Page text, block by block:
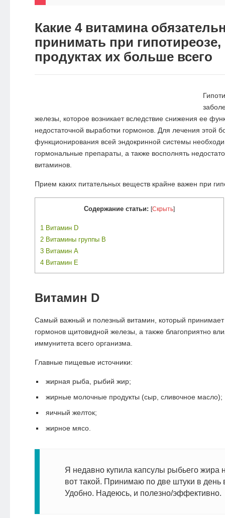
БЛОГ
Какие 4 витамина
принимать при гипотиреозе,
продуктах их больше всего
железы, которое возникает вследствие снижения ее
недостаточной выработки гормонов. Для лечения этой
функционирования всей эндокринной системы
гормональные препараты, а также восполнять
витаминов.
Прием каких питательных веществ крайне важен при
Содержание статьи: [Скрыть]
1 Витамин D
2Витамины группы В
3Витамин А
4Витамин Е
Витамин D
Самый важный и полезный витамин, который принимает
гормонов щитовидной железы, а также благоприятно
иммунитета всего организма.
Главные пищевые источники:
жирная рыба, рыбий жир;
жирные молочные продукты (сыр, сливочное масло);
яичный желток;
жирное мясо.
Я недавно купила капсулы рыбьего жира
вот такой. Принимаю по две штуки в день
Удобно. Надеюсь, и полезно/эффективно.